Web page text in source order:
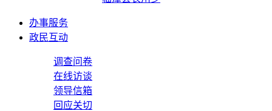
办事服务
政民互动
调查问卷
在线访谈
领导信箱
回应关切